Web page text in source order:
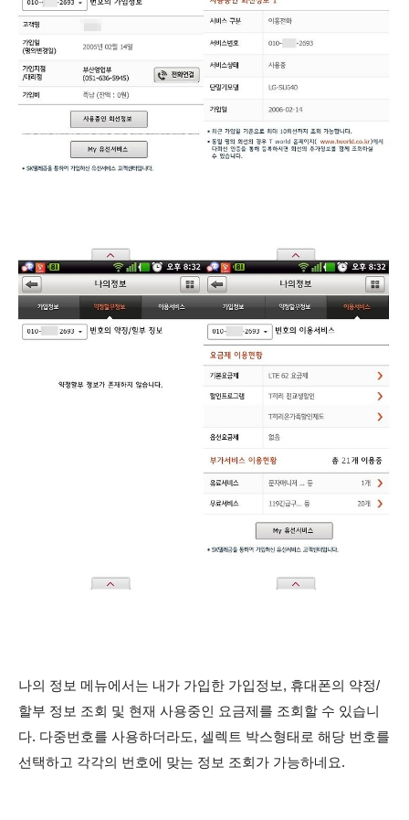
나의 정보 메뉴에서는 내가 가입한 가입정보, 휴대폰의 약정/
할부 정보 조회 및 현재 사용중인 요금제를 조회할 수 있습니
다. 다중번호를 사용하더라도, 셀렉트 박스형태로 해당 번호를
선택하고 각각의 번호에 맞는 정보 조회가 가능하네요.